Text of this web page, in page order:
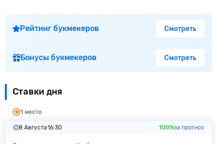
Рейтинг букмекеров Смотреть
Бонусы букмекеров Смотреть
Ставки дня
1 место
8 Августа16:30 100%за прогноз